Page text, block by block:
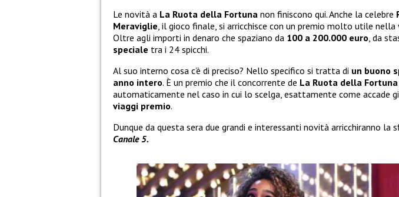
Le novità a La Ruota della Fortuna non finiscono qui. Anche la celebre
Meraviglie, il gioco finale, si arricchisce con un premio molto utile
Oltre agli importi in denaro che spaziano da 100 a 200.000 euro, da
speciale tra i 24 spicchi.
Al suo interno cosa c’è di preciso? Nello specifico si tratta di un buono
anno intero. È un premio che il concorrente de La Ruota della Fortuna
automaticamente nel caso in cui lo scelga, esattamente come accade
viaggi premio.
Dunque da questa sera due grandi e interessanti novità arricchiranno la
Canale 5.